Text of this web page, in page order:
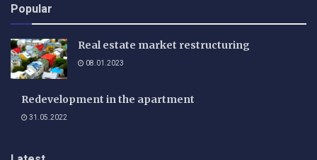
Popular
Real estate market restructuring
08.01.2023
Redevelopment in the apartment
31.05.2022